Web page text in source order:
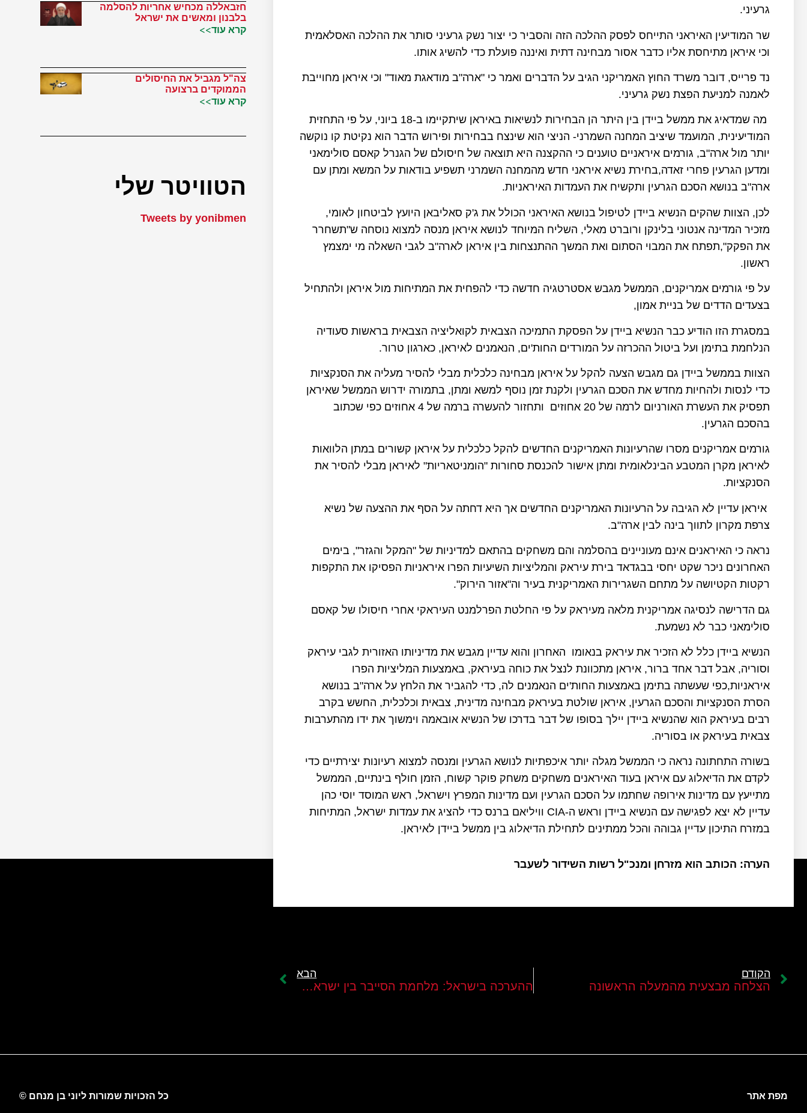
גרעיני.
שר המודיעין האיראני התייחס לפסק ההלכה הזה והסביר כי יצור נשק גרעיני סותר את ההלכה האסלאמית
וכי איראן מתיחסת אליו כדבר אסור מבחינה דתית ואיננה פועלת כדי להשיג אותו.
נד פרייס, דובר משרד החוץ האמריקני הגיב על הדברים ואמר כי "ארה"ב מודאגת מאוד" וכי איראן מחוייבת
לאמנה למניעת הפצת נשק גרעיני.
מה שמדאיג את ממשל ביידן בין היתר הן הבחירות לנשיאות באיראן שיתקיימו ב-18 ביוני, על פי התחזית
המודיעינית, המועמד שיציב המחנה השמרני- הניצי הוא שינצח בבחירות ופירוש הדבר הוא נקיטת קו נוקשה
יותר מול ארה"ב, גורמים איראניים טוענים כי ההקצנה היא תוצאה של חיסולם של הגנרל קאסם סולימאני
ומדען הגרעין פחרי זאדה,בחירת נשיא איראני חדש מהמחנה השמרני תשפיע בודאות על המשא ומתן עם
ארה"ב בנושא הסכם הגרעין ותקשיח את העמדות האיראניות.
לכן, הצוות שהקים הנשיא ביידן לטיפול בנושא האיראני הכולל את ג'ק סאליבאן היועץ לביטחון לאומי,
מזכיר המדינה אנטוני בלינקן ורוברט מאלי, השליח המיוחד לנושא איראן מנסה למצוא נוסחה ש"תשחרר
את הפקק",תפתח את המבוי הסתום ואת המשך ההתנצחות בין איראן לארה"ב לגבי השאלה מי ימצמץ
ראשון.
על פי גורמים אמריקנים, הממשל מגבש אסטרטגיה חדשה כדי להפחית את המתיחות מול איראן ולהתחיל
בצעדים הדדים של בניית אמון,
במסגרת הזו הודיע כבר הנשיא ביידן על הפסקת התמיכה הצבאית לקואליציה הצבאית בראשות סעודיה
הנלחמת בתימן ועל ביטול ההכרזה על המורדים החות'ים, הנאמנים לאיראן, כארגון טרור.
הצוות בממשל ביידן גם מגבש הצעה להקל על איראן מבחינה כלכלית מבלי להסיר מעליה את הסנקציות
כדי לנסות ולהחיות מחדש את הסכם הגרעין ולקנת זמן נוסף למשא ומתן, בתמורה ידרוש הממשל שאיראן
תפסיק את העשרת האורניום לרמה של 20 אחוזים ותחזור להעשרה ברמה של 4 אחוזים כפי שכתוב
בהסכם הגרעין.
גורמים אמריקנים מסרו שהרעיונות האמריקנים החדשים להקל כלכלית על איראן קשורים במתן הלוואות
לאיראן מקרן המטבע הבינלאומית ומתן אישור להכנסת סחורות "הומניטאריות" לאיראן מבלי להסיר את
הסנקציות.
איראן עדיין לא הגיבה על הרעיונות האמריקנים החדשים אך היא דחתה על הסף את ההצעה של נשיא
צרפת מקרון לתווך בינה לבין ארה"ב.
נראה כי האיראנים אינם מעוניינים בהסלמה והם משחקים בהתאם למדיניות של "המקל והגזר", בימים
האחרונים ניכר שקט יחסי בבגדאד בירת עיראק והמליציות השיעיות הפרו איראניות הפסיקו את התקפות
רקטות הקטיושה על מתחם השגרירות האמריקנית בעיר וה"אזור הירוק".
גם הדרישה לנסיגה אמריקנית מלאה מעיראק על פי החלטת הפרלמנט העיראקי אחרי חיסולו של קאסם
סולימאני כבר לא נשמעת.
הנשיא ביידן כלל לא הזכיר את עיראק בנאומו האחרון והוא עדיין מגבש את מדיניותו האזורית לגבי עיראק
וסוריה, אבל דבר אחד ברור, איראן מתכוונת לנצל את כוחה בעיראק, באמצעות המליציות הפרו
איראניות,כפי שעשתה בתימן באמצעות החות'ים הנאמנים לה, כדי להגביר את הלחץ על ארה"ב בנושא
הסרת הסנקציות והסכם הגרעין, איראן שולטת בעיראק מבחינה מדינית, צבאית וכלכלית, החשש בקרב
רבים בעיראק הוא שהנשיא ביידן יילך בסופו של דבר בדרכו של הנשיא אובאמה וימשוך את ידו מהתערבות
צבאית בעיראק או בסוריה.
בשורה התחתונה נראה כי הממשל מגלה יותר איכפתיות לנושא הגרעין ומנסה למצוא רעיונות יצירתיים כדי
לקדם את הדיאלוג עם איראן בעוד האיראנים משחקים משחק פוקר קשוח, הזמן חולף בינתיים, הממשל
מתייעץ עם מדינות אירופה שחתמו על הסכם הגרעין ועם מדינות המפרץ וישראל, ראש המוסד יוסי כהן
עדיין לא יצא לפגישה עם הנשיא ביידן וראש ה-CIA וויליאם ברנס כדי להציג את עמדות ישראל, המתיחות
במזרח התיכון עדיין גבוהה והכל ממתינים לתחילת הדיאלוג בין ממשל ביידן לאיראן.
הערה: הכותב הוא מזרחן ומנכ"ל רשות השידור לשעבר
חזבאללה מכחיש אחריות להסלמה
בלבנון ומאשים את ישראל
קרא עוד>>
צה"ל מגביל את החיסולים
הממוקדים ברצועה
קרא עוד>>
הטוויטר שלי
Tweets by yonibmen
הקודם
הצלחה מבצעית מהמעלה הראשונה
הבא
ההערכה בישראל: מלחמת הסייבר בין ישראל לאיראן צפויה להתגבר
מפת אתר כל הזכויות שמורות ליוני בן מנחם ©